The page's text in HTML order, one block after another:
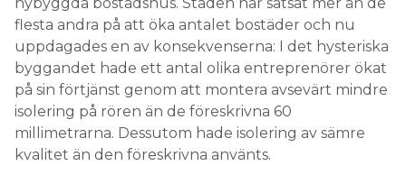
flesta andra på att öka antalet bostäder och nu
uppdagades en av konsekvenserna: I det hysteriska
byggandet hade ett antal olika entreprenörer ökat
på sin förtjänst genom att montera avsevärt mindre
isolering på rören än de föreskrivna 60
millimetrarna. Dessutom hade isolering av sämre
kvalitet än den föreskrivna använts.